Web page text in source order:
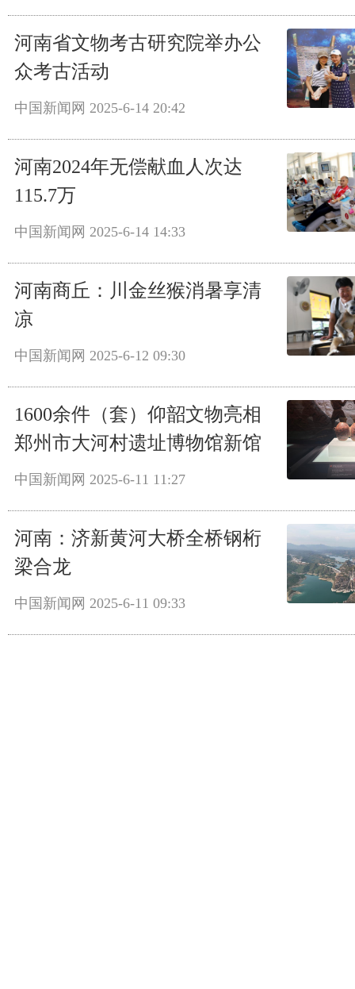
河南省文物考古研究院举办公
众考古活动
中国新闻网 2025-6-14 20:42
河南2024年无偿献血人次达
115.7万
中国新闻网 2025-6-14 14:33
河南商丘：川金丝猴消暑享清
凉
中国新闻网 2025-6-12 09:30
1600余件（套）仰韶文物亮相
郑州市大河村遗址博物馆新馆
中国新闻网 2025-6-11 11:27
河南：济新黄河大桥全桥钢桁
梁合龙
中国新闻网 2025-6-11 09:33